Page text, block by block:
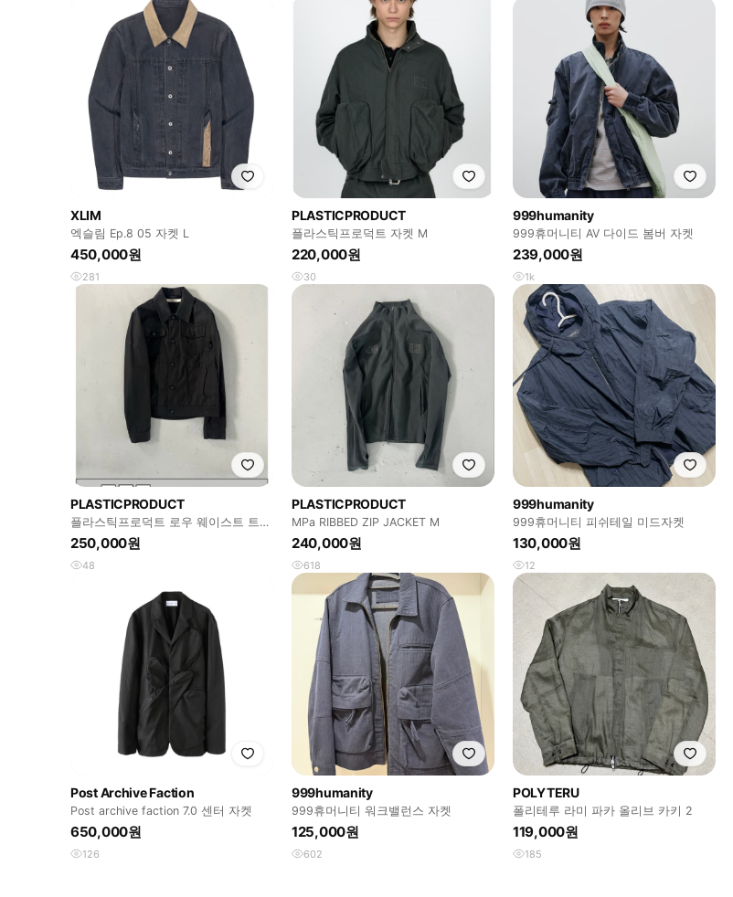
XLIM
엑슬림 Ep.8 05 자켓 L
450,000원
281
PLASTICPRODUCT
플라스틱프로덕트 자켓 M
220,000원
30
999humanity
999휴머니티 AV 다이드 봄버 자켓
239,000원
1k
PLASTICPRODUCT
플라스틱프로덕트 로우 웨이스트 트러
커 자켓
250,000원
48
PLASTICPRODUCT
MPa RIBBED ZIP JACKET M
240,000원
618
999humanity
999휴머니티 피쉬테일 미드자켓
130,000원
12
Post Archive Faction
Post archive faction 7.0 센터 자켓
650,000원
126
999humanity
999휴머니티 워크밸런스 자켓
125,000원
602
POLYTERU
폴리테루 라미 파카 올리브 카키 2
119,000원
185